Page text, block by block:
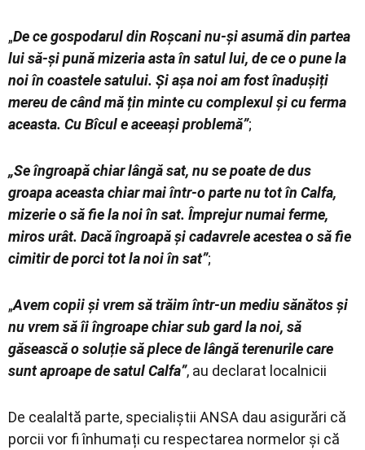
„De ce gospodarul din Roșcani nu-și asumă din partea
lui să-și pună mizeria asta în satul lui, de ce o pune la
noi în coastele satului. Și așa noi am fost înadușiți
mereu de când mă țin minte cu complexul și cu ferma
aceasta. Cu Bîcul e aceeași problemă”;
„Se îngroapă chiar lângă sat, nu se poate de dus
groapa aceasta chiar mai într-o parte nu tot în Calfa,
mizerie o să fie la noi în sat. Împrejur numai ferme,
miros urât. Dacă îngroapă și cadavrele acestea o să fie
cimitir de porci tot la noi în sat”;
„Avem copii și vrem să trăim într-un mediu sănătos și
nu vrem să îi îngroape chiar sub gard la noi, să
găsească o soluție să plece de lângă terenurile care
sunt aproape de satul Calfa”, au declarat localnicii
De cealaltă parte, specialiștii ANSA dau asigurări că
porcii vor fi înhumați cu respectarea normelor și că